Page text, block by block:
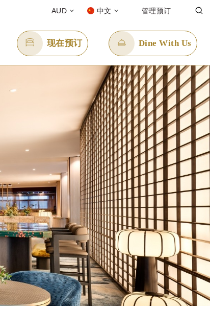
AUD 中文 管理预订
现在预订 Dine With Us
enquiry.ppper@panpacific.com